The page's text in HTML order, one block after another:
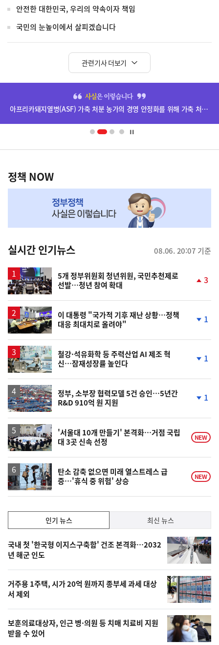
안전한 대한민국, 우리의 약속이자 책임
국민의 눈높이에서 살피겠습니다
관련기사 더보기
단
영
아프리카돼지열병(ASF) 가축 처분 농가의 경영 안정화를 위해 가축 처분 보상금을 신속하게 지급하겠습니다.
책
NOW,
뉴
스
정책 NOW
실시간 인기뉴스 08.06. 20:07 기준
5개 정부위원회 청년위원, 국민추천제로
선발…청년 참여 확대
3
이 대통령 "국가적 기후 재난 상황…정책
대응 최대치로 올려야"
1
철강·석유화학 등 주력산업 AI 제조 혁
신…잠재성장률 높인다
1
정부, 소부장 협력모델 5건 승인…5년간
R&D 910억 원 지원
락
1
'서울대 10개 만들기' 본격화…거점 국립
대 3곳 신속 선정
NEW
탄소 감축 없으면 미래 열스트레스 급
증…'휴식 중 위험' 상승
NEW
기,
최
신,
오
늘
의
영
상
인기 뉴스 최신 뉴스
기
뉴
스
국내 첫 '한국형 이지스구축함' 건조 본격화…2032
년 해군 인도
거주용 1주택, 시가 20억 원까지 종부세 과세 대상
서 제외
보훈의료대상자, 인근 병·의원 등 치매 치료비 지원
받을 수 있어